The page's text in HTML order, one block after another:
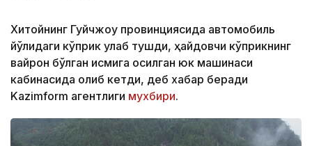
Хитойнинг Гуйчжоу провинциясида автомобиль
йўлидаги кўприк қулаб тушди, ҳайдовчи кўприкнинг
вайрон бўлган қисмига осилган юк машинаси
кабинасида қолиб кетди, деб хабар беради
Kazimform агентлиги мухбири.